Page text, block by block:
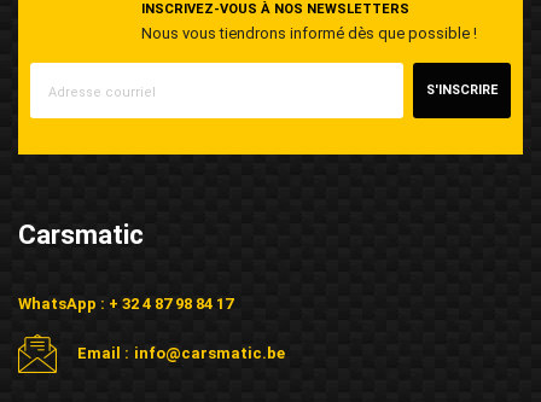
INSCRIVEZ-VOUS À NOS NEWSLETTERS
Nous vous tiendrons informé dès que possible !
S'INSCRIRE
Carsmatic
WhatsApp : + 32 4 87 98 84 17
Email : info@carsmatic.be